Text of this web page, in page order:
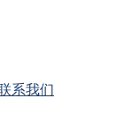
系我们